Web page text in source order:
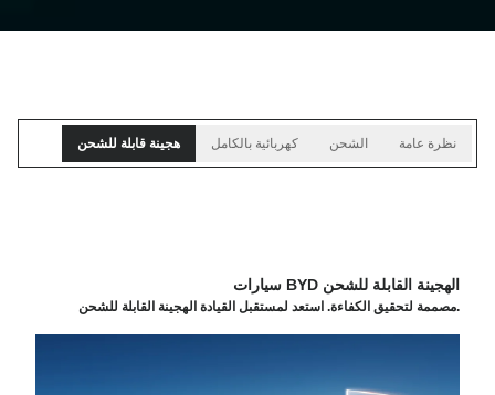
نظرة عامة الشحن كهربائية بالكامل هجينة قابلة للشحن
سيارات BYD الهجينة القابلة للشحن
مصممة لتحقيق الكفاءة. استعد لمستقبل القيادة الهجينة القابلة للشحن.